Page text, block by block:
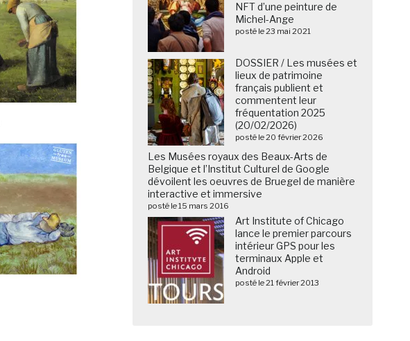
NFT d’une peinture de
Michel-Ange
posté le 23 mai 2021
DOSSIER / Les musées et
lieux de patrimoine
français publient et
commentent leur
fréquentation 2025
(20/02/2026)
posté le 20 février 2026
Les Musées royaux des Beaux-Arts de
Belgique et l’Institut Culturel de Google
dévoilent les oeuvres de Bruegel de manière
interactive et immersive
posté le 15 mars 2016
Art Institute of Chicago
lance le premier parcours
intérieur GPS pour les
terminaux Apple et
Android
posté le 21 février 2013